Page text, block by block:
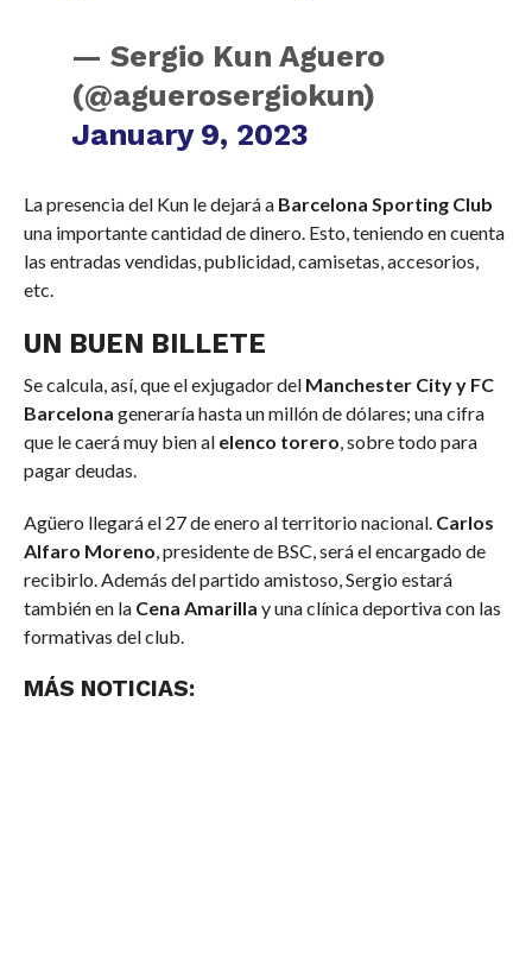
— Sergio Kun Aguero
(@aguerosergiokun)
January 9, 2023
La presencia del Kun le dejará a Barcelona Sporting Club
una importante cantidad de dinero. Esto, teniendo en cuenta
las entradas vendidas, publicidad, camisetas, accesorios,
etc.
UN BUEN BILLETE
Se calcula, así, que el exjugador del Manchester City y FC
Barcelona generaría hasta un millón de dólares; una cifra
que le caerá muy bien al elenco torero, sobre todo para
pagar deudas.
Agüero llegará el 27 de enero al territorio nacional.Carlos
Alfaro Moreno, presidente de BSC, será el encargado de
recibirlo. Además del partido amistoso, Sergio estará
también en la Cena Amarilla y una clínica deportiva con las
formativas del club.
MÁS NOTICIAS: